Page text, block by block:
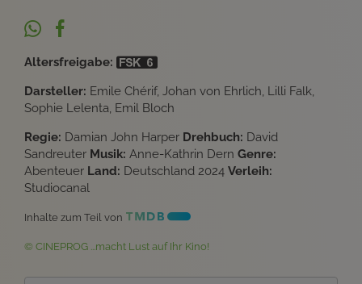
Altersfreigabe:
Darsteller: Emile Chérif, Johan von Ehrlich, Lilli Falk,
Sophie Lelenta, Emil Bloch
Regie: Damian John Harper Drehbuch: David
Sandreuter Musik: Anne-Kathrin Dern Genre:
Abenteuer Land: Deutschland 2024 Verleih:
Studiocanal
Inhalte zum Teil von
© CINEPROG ...macht Lust auf Ihr Kino!